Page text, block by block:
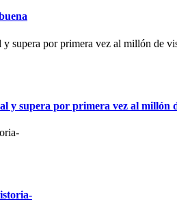
y supera por primera vez al millón